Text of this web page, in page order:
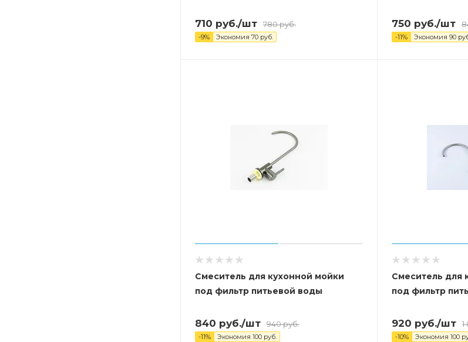
710 руб./шт 780руб.
-9% Экономия 70 руб.
750 руб./шт
-11% Экономия 90
Смеситель для кухонной мойки
под фильтр питьевой воды
840 руб./шт 940руб.
-11% Экономия 100 руб.
Смеситель для
под фильтр
920 руб./шт 1
-10% Экономия 100